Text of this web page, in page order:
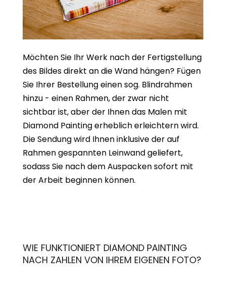
Möchten Sie Ihr Werk nach der Fertigstellung
des Bildes direkt an die Wand hängen? Fügen
Sie Ihrer Bestellung einen sog. Blindrahmen
hinzu - einen Rahmen, der zwar nicht
sichtbar ist, aber der Ihnen das Malen mit
Diamond Painting erheblich erleichtern wird.
Die Sendung wird Ihnen inklusive der auf
Rahmen gespannten Leinwand geliefert,
sodass Sie nach dem Auspacken sofort mit
der Arbeit beginnen können.
WIE FUNKTIONIERT DIAMOND PAINTING
NACH ZAHLEN VON IHREM EIGENEN FOTO?